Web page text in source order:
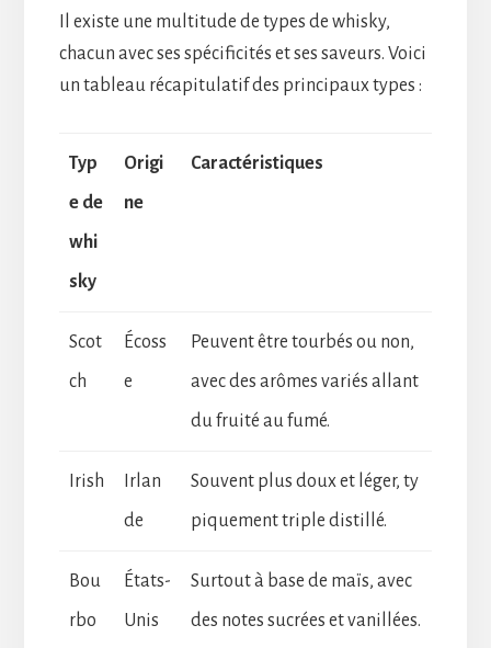
Il existe une multitude de types de whisky,
chacun avec ses spécificités et ses saveurs. Voici
un tableau récapitulatif des principaux types :
Typ
e de
whi
sky
Origi
ne
Caractéristiques
Scot
ch
Écoss
e
Peuvent être tourbés ou non,
avec des arômes variés allant
du fruité au fumé.
Irish
Irlan
de
Souvent plus doux et léger, ty
piquement triple distillé.
Bou
rbo
États-
Unis
Surtout à base de maïs, avec
des notes sucrées et vanillées.